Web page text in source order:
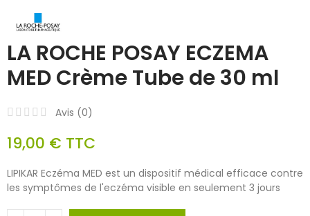
LA ROCHE POSAY ECZEMA
MED Crème Tube de 30 ml
Avis (0)
19,00 € TTC
LIPIKAR Eczéma MED est un dispositif médical efficace contre
les symptômes de l'eczéma visible en seulement 3 jours